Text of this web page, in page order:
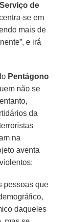
Serviço de
se em
mais de
e irá
Pentágono
não se
da
na
aventa
pessoas que
daqueles